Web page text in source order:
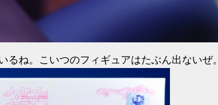
ね。こいつのフィギュアはたぶん出ないぜ。